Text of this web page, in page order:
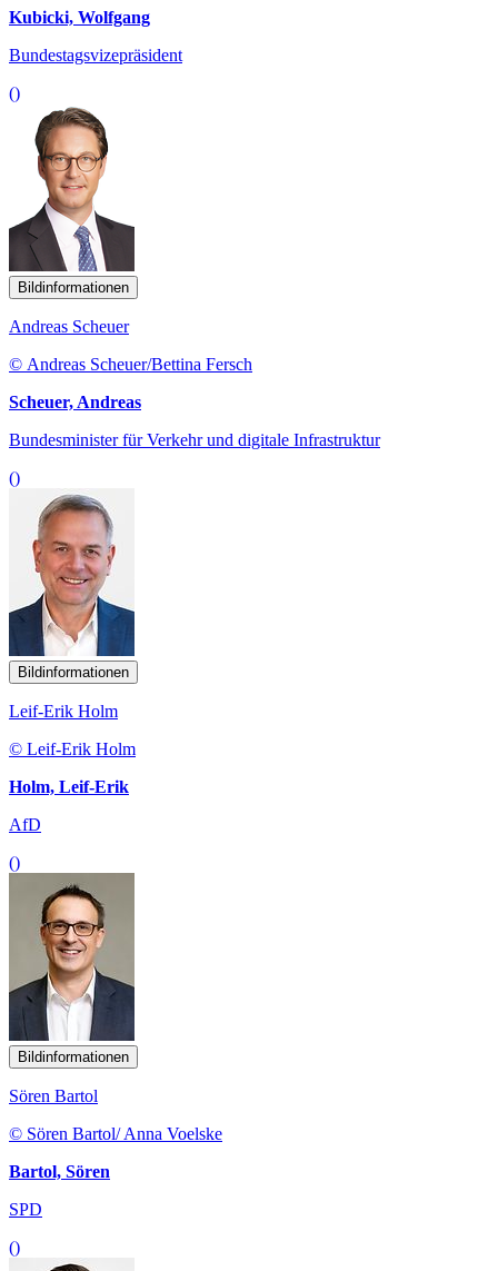
Kubicki, Wolfgang
Bundestagsvizepräsident
()
Bildinformationen
Andreas Scheuer
© Andreas Scheuer/Bettina Fersch
Scheuer, Andreas
Bundesminister für Verkehr und digitale Infrastruktur
()
Bildinformationen
Leif-Erik Holm
© Leif-Erik Holm
Holm, Leif-Erik
AfD
()
Bildinformationen
Sören Bartol
© Sören Bartol/ Anna Voelske
Bartol, Sören
SPD
()